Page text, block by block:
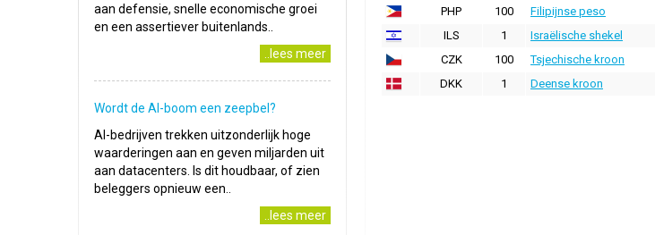
PHP
100 Filipijnse peso
ILS
1 Israëlische shekel
CZK
100 Tsjechische kroon
DKK
1 Deense kroon
aan defensie, snelle economische groei
en een assertiever buitenlands..
..lees meer
Wordt de AI-boom een zeepbel?
AI-bedrijven trekken uitzonderlijk hoge
waarderingen aan en geven miljarden uit
aan datacenters. Is dit houdbaar, of zien
beleggers opnieuw een..
..lees meer